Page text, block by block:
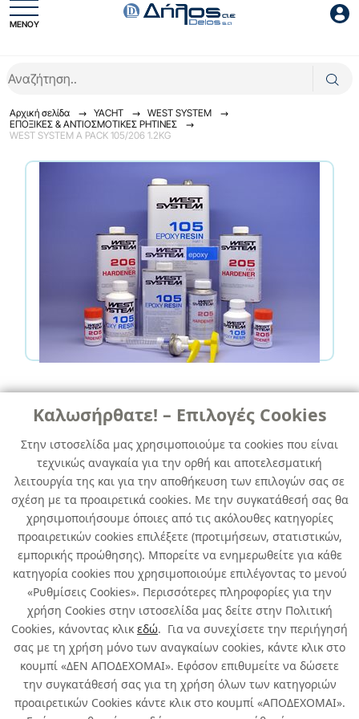
Καλωσήρθατε! – Επιλογές Cookies
Στην ιστοσελίδα μας χρησιμοποιούμε τα cookies που είναι
τεχνικώς αναγκαία για την ορθή και αποτελεσματική
λειτουργία της και για την αποθήκευση των επιλογών σας σε
σχέση με τα προαιρετικά cookies. Με την συγκατάθεσή σας θα
χρησιμοποιήσουμε όποιες από τις ακόλουθες κατηγορίες
προαιρετικών cookies επιλέξετε (προτιμήσεων, στατιστικών,
εμπορικής προώθησης). Μπορείτε να ενημερωθείτε για κάθε
κατηγορία cookies που χρησιμοποιούμε επιλέγοντας το μενού
«Ρυθμίσεις Cookies». Περισσότερες πληροφορίες για την
χρήση Cookies στην ιστοσελίδα μας δείτε στην Πολιτική
Cookies, κάνοντας κλικ εδώ. Για να συνεχίσετε την περιήγησή
σας με τη χρήση μόνο των αναγκαίων cookies, κάντε κλικ στο
κουμπί «ΔΕΝ ΑΠΟΔΕΧΟΜΑΙ». Εφόσον επιθυμείτε να δώσετε
την συγκατάθεσή σας για τη χρήση όλων των κατηγοριών
προαιρετικών Cookies κάντε κλικ στο κουμπί «ΑΠΟΔΕΧΟΜΑΙ».
ΜΕΝΟΥ
Ξέχασες το password;
Αρχική σελίδα YACHT
WEST SYSTEM
ΕΠΟΞΙΚΕΣ & ΑΝΤΙΟΣΜΟΤΙΚΕΣ ΡΗΤΙΝΕΣ
WEST SYSTEM Α PACK 105/206 1.2KG
ΕΠΟΞΙΚΕΣ & ΑΝΤΙΟΣΜΟΤΙΚΕΣ
ΡΗΤΙΝΕΣ
WEST SYSTEM Α PACK 105/206
1.2KG
κωδ. 105612003
10τμχ / συσκευασία
Άμεσα Διαθέσιμο
Σχετικά με εμάς